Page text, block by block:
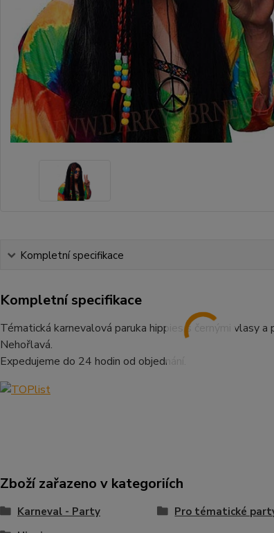
Kompletní specifikace
Kompletní specifikace
Tématická karnevalová paruka hippies s černými vlasy
Nehořlavá.
Expedujeme do 24 hodin od objednání.
Zboží zařazeno v kategoriích
Karneval - Party Pro tématické